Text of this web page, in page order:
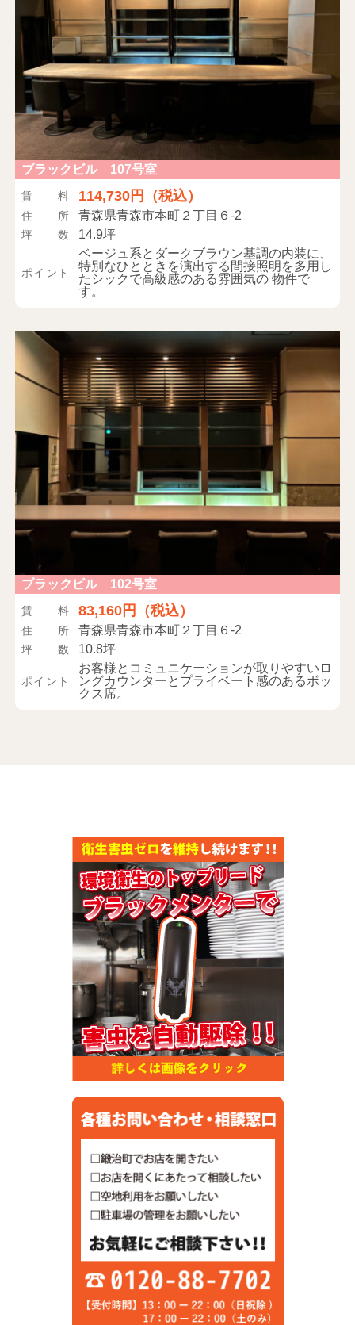
ブラックビル 107号室
賃料 114,730円（税込）
住所 青森県青森市本町２丁目６-2
坪数 14.9坪
ポイント
ベージュ系とダークブラウン基調の内装に、
特別なひとときを演出する間接照明を多用し
たシックで高級感のある雰囲気の 物件で
す。
ブラックビル 102号室
賃料 83,160円（税込）
住所 青森県青森市本町２丁目６-2
坪数 10.8坪
ポイント
お客様とコミュニケーションが取りやすいロ
ングカウンターとプライベート感のあるボッ
クス席。